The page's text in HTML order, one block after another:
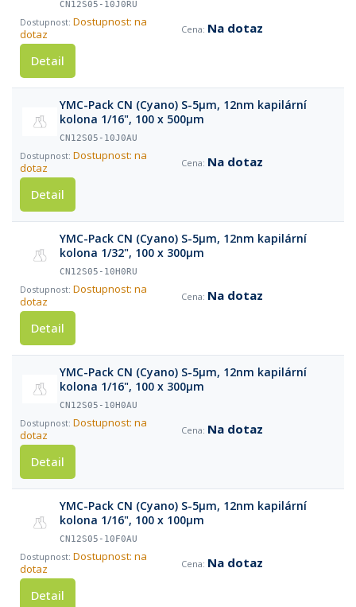
CN12S05-10J0RU
Dostupnost: na
dotaz
Na dotaz
Detail
YMC-Pack CN (Cyano) S-5µm, 12nm kapilární
kolona 1/16", 100 x 500µm
CN12S05-10J0AU
Dostupnost: na
dotaz
Na dotaz
Detail
YMC-Pack CN (Cyano) S-5µm, 12nm kapilární
kolona 1/32", 100 x 300µm
CN12S05-10H0RU
Dostupnost: na
dotaz
Na dotaz
Detail
YMC-Pack CN (Cyano) S-5µm, 12nm kapilární
kolona 1/16", 100 x 300µm
CN12S05-10H0AU
Dostupnost: na
dotaz
Na dotaz
Detail
YMC-Pack CN (Cyano) S-5µm, 12nm kapilární
kolona 1/16", 100 x 100µm
CN12S05-10F0AU
Dostupnost: na
dotaz
Na dotaz
Detail